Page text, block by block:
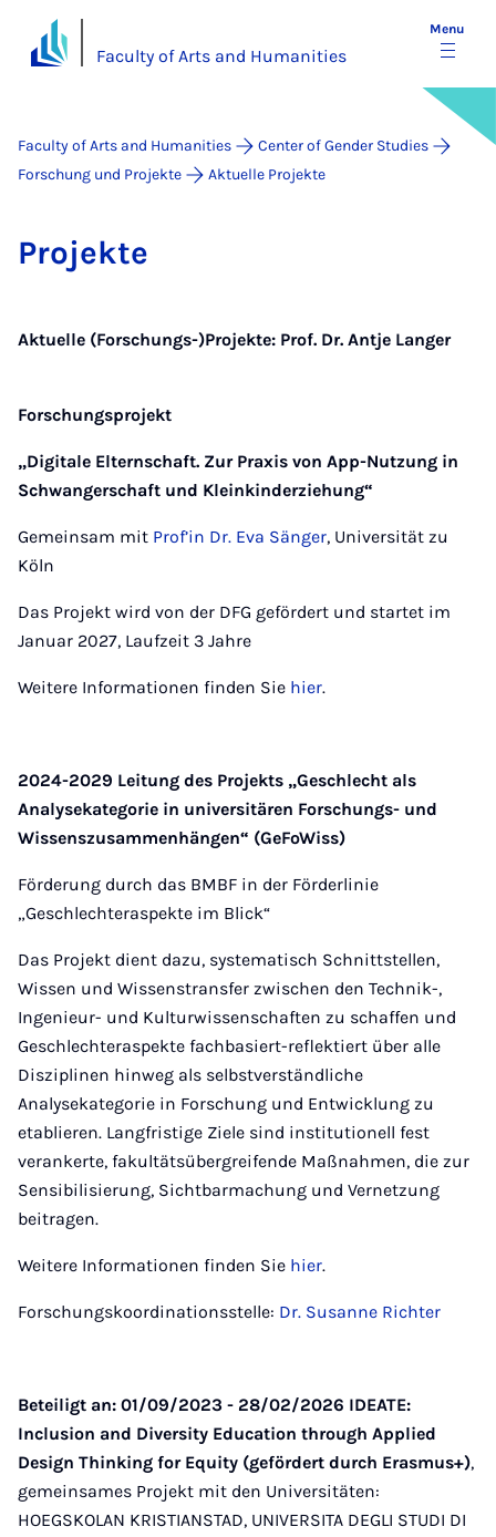
Faculty of Arts and Humanities
Menu
Faculty of Arts and Humanities
Center of Gender Studies
Forschung und Projekte
Aktuelle Projekte
Pro­jekte
Aktuelle (Forschungs-)Projekte: Prof. Dr. Antje Langer
Forschungsprojekt
„Digitale Elternschaft. Zur Praxis von App-Nutzung in
Schwangerschaft und Kleinkinderziehung“
Gemeinsam mit Prof’in Dr. Eva Sänger, Universität zu
Köln
Das Projekt wird von der DFG gefördert und startet im
Januar 2027, Laufzeit 3 Jahre
Weitere Informationen finden Sie hier.
2024-2029 Leitung des Projekts „Geschlecht als
Analysekategorie in universitären Forschungs- und
Wissenszusammenhängen“ (GeFoWiss)
Förderung durch das BMBF in der Förderlinie
„Geschlechteraspekte im Blick“
Das Projekt dient dazu, systematisch Schnittstellen,
Wissen und Wissenstransfer zwischen den Technik-,
Ingenieur- und Kulturwissenschaften zu schaffen und
Geschlechteraspekte fachbasiert-reflektiert über alle
Disziplinen hinweg als selbstverständliche
Analysekategorie in Forschung und Entwicklung zu
etablieren. Langfristige Ziele sind institutionell fest
verankerte, fakultätsübergreifende Maßnahmen, die zur
Sensibilisierung, Sichtbarmachung und Vernetzung
beitragen.
Weitere Informationen finden Sie hier.
Forschungskoordinationsstelle: Dr. Susanne Richter
Beteiligt an: 01/09/2023 - 28/02/2026 IDEATE:
Inclusion and Diversity Education through Applied
Design Thinking for Equity (gefördert durch Erasmus+),
gemeinsames Projekt mit den Universitäten:
HOEGSKOLAN KRISTIANSTAD, UNIVERSITA DEGLI STUDI DI